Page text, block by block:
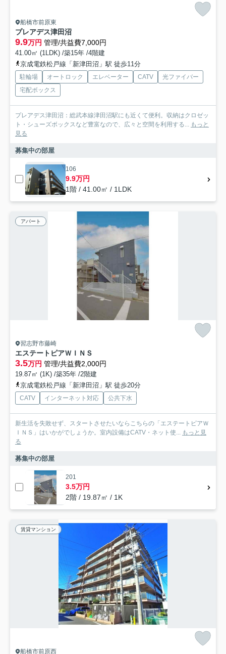
船橋市前原東
プレアデス津田沼
9.9万円 管理/共益費7,000円
41.00㎡ (1LDK) /築15年 /4階建
京成電鉄松戸線「新津田沼」駅 徒歩11分
駐輪場 オートロック エレベーター CATV
光ファイバー
宅配ボックス
プレアデス津田沼：総武本線津田沼駅にも近くて便利。収納はクロゼッ
ト・シューズボックスなど豊富なので、広々と空間を利用する...
もっと
見る
募集中の部屋
106
9.9万円
1階 / 41.00㎡ / 1LDK
アパート
習志野市藤崎
エステートピアＷＩＮＳ
3.5万円 管理/共益費2,000円
19.87㎡ (1K) /築35年 /2階建
京成電鉄松戸線「新津田沼」駅 徒歩20分
CATV インターネット対応 公共下水
新生活を失敗せず、スタートさせたいならこちらの「エステートピアＷ
ＩＮＳ」はいかがでしょうか。室内設備はCATV・ネット使...
もっと見
る
募集中の部屋
201
3.5万円
2階 / 19.87㎡ / 1K
賃貸マンション
船橋市前原西